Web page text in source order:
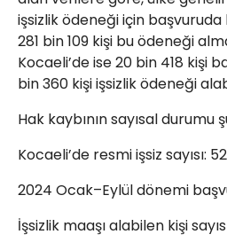
işsizlik ödeneği için başvuruda
281 bin 109 kişi bu ödeneği
Kocaeli’de ise 20 bin 418 kişi
bin 360 kişi işsizlik ödeneği
Hak kaybının sayısal durumu
Kocaeli’de resmi işsiz sayısı:
2024 Ocak–Eylül dönemi
İşsizlik maaşı alabilen kişi